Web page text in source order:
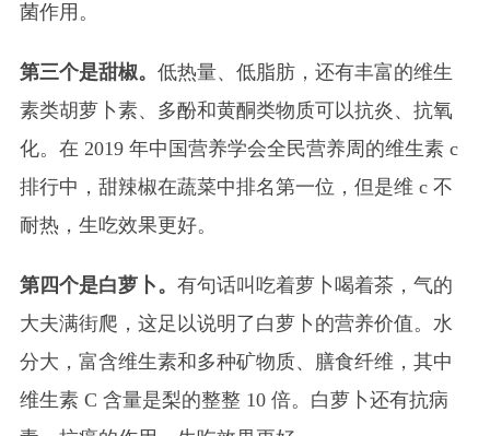
菌作用。
第三个是甜椒。 低热量、低脂肪，还有丰富的维生
素类胡萝卜素、多酚和黄酮类物质可以抗炎、抗氧
化。在 2019 年中国营养学会全民营养周的维生素 c
排行中，甜辣椒在蔬菜中排名第一位，但是维 c 不
耐热，生吃效果更好。
第四个是白萝卜。 有句话叫吃着萝卜喝着茶，气的
大夫满街爬，这足以说明了白萝卜的营养价值。水
分大，富含维生素和多种矿物质、膳食纤维，其中
维生素 C 含量是梨的整整 10 倍。白萝卜还有抗病